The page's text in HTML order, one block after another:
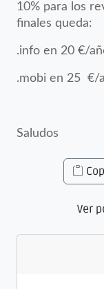
10% para los
finales queda:
.info en 20 €/
.mobi en 25 €/
Saludos
Ver